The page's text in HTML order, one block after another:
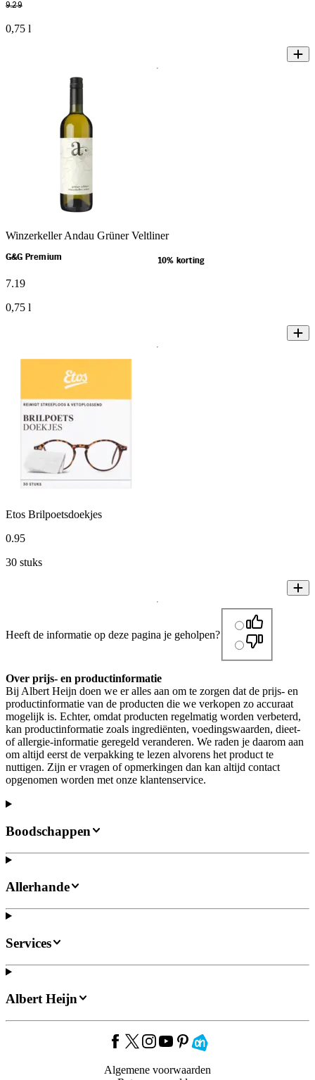
9.29
0,75 l
Winzerkeller Andau Grüner Veltliner
G&G Premium 10% korting
7.19
0,75 l
Etos Brilpoetsdoekjes
0.95
30 stuks
Heeft de informatie op deze pagina je geholpen?
Over prijs- en productinformatie
Bij Albert Heijn doen we er alles aan om te zorgen dat de prijs- en
productinformatie van de producten die we verkopen zo accuraat
mogelijk is. Echter, omdat producten regelmatig worden verbeterd,
kan productinformatie zoals ingrediënten, voedingswaarden, dieet-
of allergie-informatie geregeld veranderen. We raden je daarom aan
om altijd eerst de verpakking te lezen alvorens het product te
nuttigen. Zijn er vragen of opmerkingen dan kan altijd contact
opgenomen worden met onze klantenservice.
Boodschappen
Allerhande
Services
Albert Heijn
Algemene voorwaarden